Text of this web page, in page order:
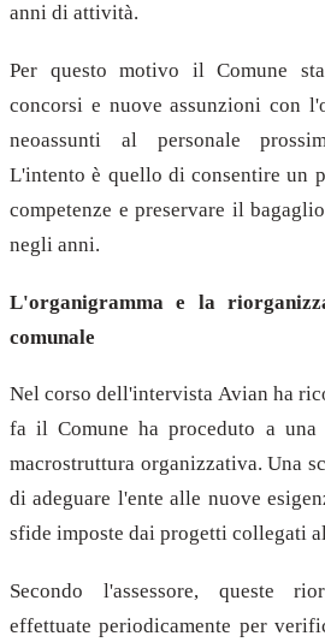
anni di attività.
Per questo motivo il Comune
concorsi e nuove assunzioni con
neoassunti al personale
L'intento è quello di consentire un
competenze e preservare il
negli anni.
L'organigramma e la
comunale
Nel corso dell'intervista Avian ha
fa il Comune ha proceduto a
macrostruttura organizzativa. Una
di adeguare l'ente alle nuove
sfide imposte dai progetti collegati
Secondo l'assessore, queste
effettuate periodicamente per